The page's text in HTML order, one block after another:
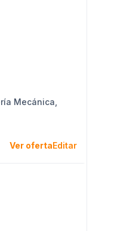
Mecánica
Ver ofertaEditar